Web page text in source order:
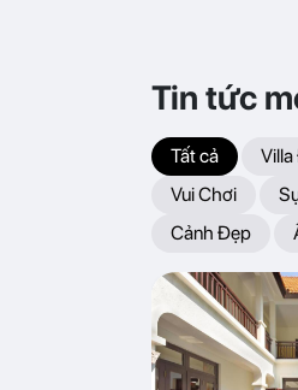
Tin tức
Tất cả
Vui Chơi
Cảnh Đẹp